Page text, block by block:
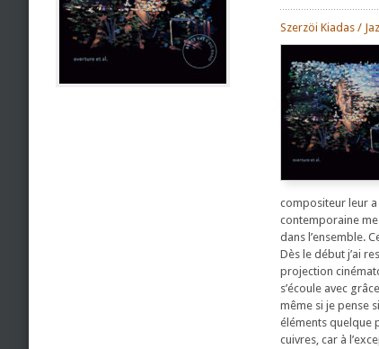
Szerzöi Kiadas /
compositeur leur a
contemporaine
dans l’ensemble.
Dès le début j’ai
projection
s’écoule avec
même si je pense
éléments quelque
cuivres, car à